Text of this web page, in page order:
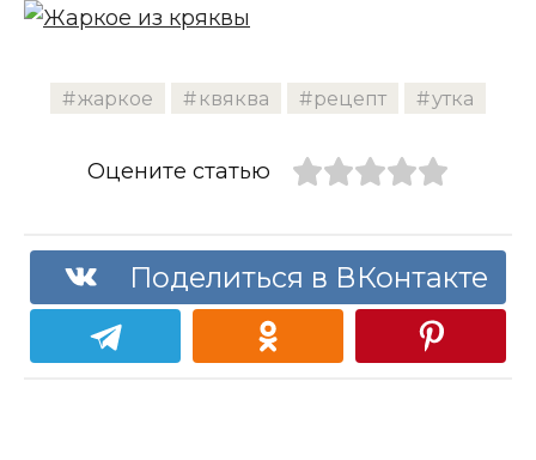
жаркое квяква рецепт утка
Оцените статью
Поделиться в ВКонтакте